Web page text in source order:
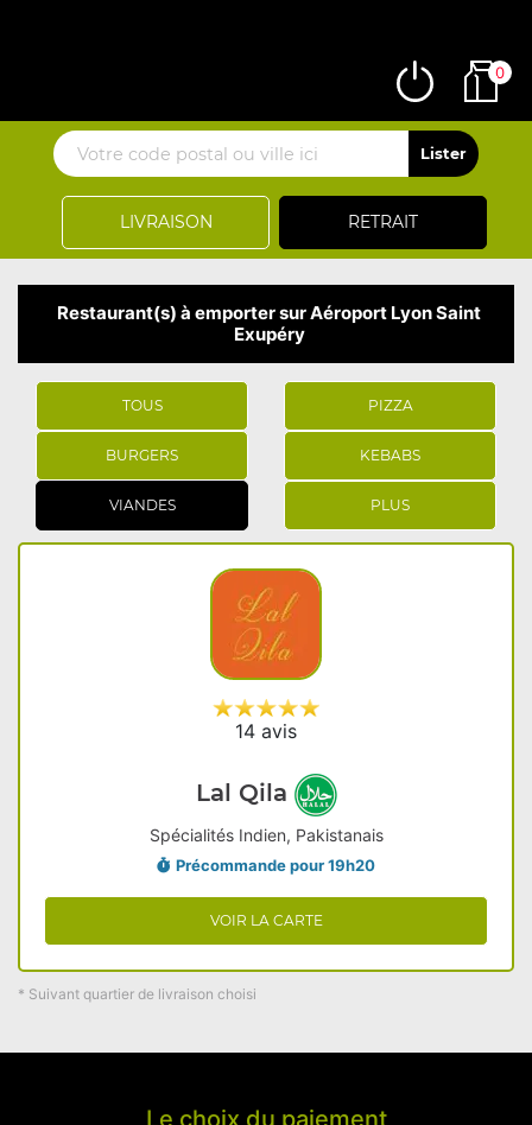
LIVRAISON RETRAIT
0
Restaurant(s) à emporter sur Aéroport Lyon Saint
Exupéry
TOUS PIZZA
BURGERS KEBABS
VIANDES PLUS
14 avis
Lal Qila
Spécialités Indien, Pakistanais
Précommande pour 19h20
VOIR LA CARTE
* Suivant quartier de livraison choisi
Le choix du paiement